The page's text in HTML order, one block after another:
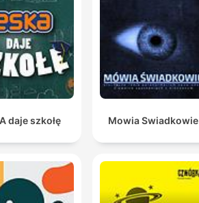
daje szkołę Mowia Swiadkowie